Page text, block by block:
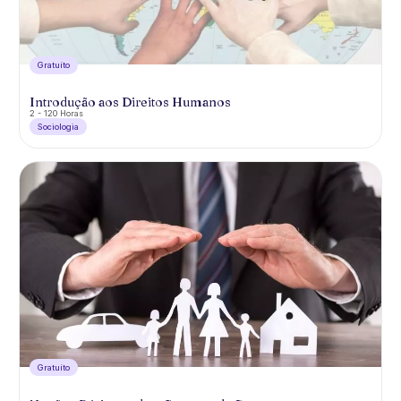
Gratuíto
Introdução aos Direitos Humanos
2 - 120 Horas
Sociologia
Gratuíto